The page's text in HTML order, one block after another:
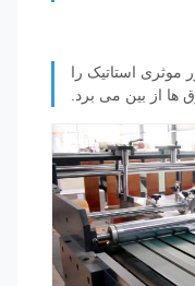
استاتیک را
بین می برد.